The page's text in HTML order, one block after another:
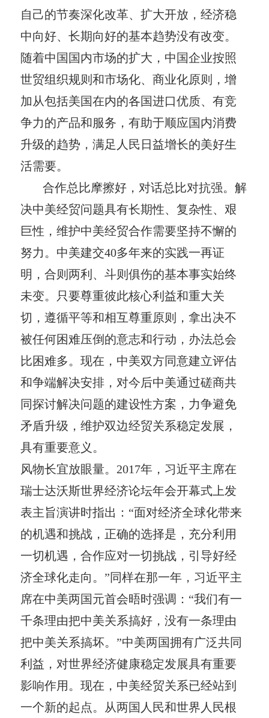
自己的节奏深化改革、扩大开放，经济稳
中向好、长期向好的基本趋势没有改变。
随着中国国内市场的扩大，中国企业按照
世贸组织规则和市场化、商业化原则，增
加从包括美国在内的各国进口优质、有竞
争力的产品和服务，有助于顺应国内消费
升级的趋势，满足人民日益增长的美好生
活需要。
合作总比摩擦好，对话总比对抗强。解
决中美经贸问题具有长期性、复杂性、艰
巨性，维护中美经贸合作需要坚持不懈的
努力。中美建交40多年来的实践一再证
明，合则两利、斗则俱伤的基本事实始终
未变。只要尊重彼此核心利益和重大关
切，遵循平等和相互尊重原则，拿出决不
被任何困难压倒的意志和行动，办法总会
比困难多。现在，中美双方同意建立评估
和争端解决安排，对今后中美通过磋商共
同探讨解决问题的建设性方案，力争避免
矛盾升级，维护双边经贸关系稳定发展，
具有重要意义。
风物长宜放眼量。2017年，习近平主席在
瑞士达沃斯世界经济论坛年会开幕式上发
表主旨演讲时指出：“面对经济全球化带来
的机遇和挑战，正确的选择是，充分利用
一切机遇，合作应对一切挑战，引导好经
济全球化走向。”同样在那一年，习近平主
席在中美两国元首会晤时强调：“我们有一
千条理由把中美关系搞好，没有一条理由
把中美关系搞坏。”中美两国拥有广泛共同
利益，对世界经济健康稳定发展具有重要
影响作用。现在，中美经贸关系已经站到
一个新的起点。从两国人民和世界人民根